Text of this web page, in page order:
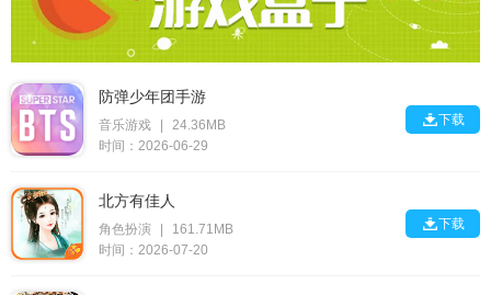
防弹少年团手游
音乐游戏
24.36MB
时间：2026-06-29
下载
北方有佳人
角色扮演
161.71MB
时间：2026-07-20
下载